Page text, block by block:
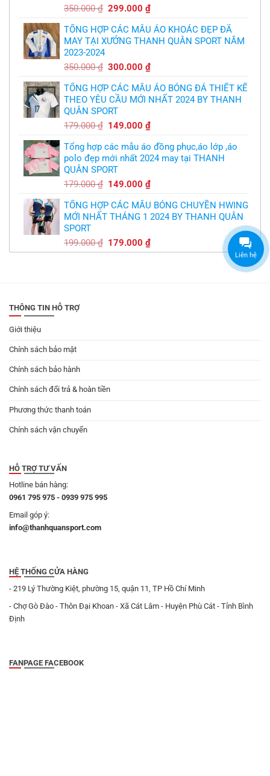
chát
bầy
quỷ
nhỏ
,thiết
free
350.000₫ Giá
là:
350.000 ₫.
299.000₫Giá
tại
là:
TỔNG HỢP CÁC MẪU ÁO KHOÁC ĐẸP ĐÃ
MAY TẠI XƯỞNG THANH QUÂN SPORT NĂM
2023-2024
350.000₫ Giá
là:
350.000 ₫.
300.000₫Giá
tại
là:
TỔNG HỢP CÁC MẪU ÁO BÓNG ĐÁ THIẾT KẾ
THEO YÊU CẦU MỚI NHẤT 2024 BY THANH
QUÂN SPORT
179.000₫ Giá
là:
179.000 ₫.
149.000₫Giá
tại
là:
Tổng hợp các mẫu áo đồng phục,áo lớp ,áo
polo đẹp mới nhất 2024 may tại THANH
QUÂN SPORT
179.000₫ Giá
là:
179.000 ₫.
149.000₫Giá
tại
là:
TỔNG HỢP CÁC MẪU BÓNG CHUYỀN HWING
MỚI NHẤT THÁNG 1 2024 BY THANH QUÂN
SPORT
199.000₫ Giá
gốc
179.000₫Giá
hiện
THÔNG TIN HỖ TRỢ
Giới thiệu
Chính sách bảo mật
Chính sách bảo hành
Chính sách đổi trả & hoàn tiền
Phương thức thanh toán
Chính sách vận chuyển
HỖ TRỢ TƯ VẤN
Hotline bán hàng:
0961 795 975 - 0939 975 995
Email góp ý:
info@thanhquansport.com
HỆ THỐNG CỬA HÀNG
- 219 Lý Thường Kiệt, phường 15, quận 11, TP Hồ Chí Minh
- Chợ Gò Đào - Thôn Đại Khoan - Xã Cát Lâm - Huyện Phù Cát - Tỉnh Bình
Định
FANPAGE FACEBOOK
Liên hệ